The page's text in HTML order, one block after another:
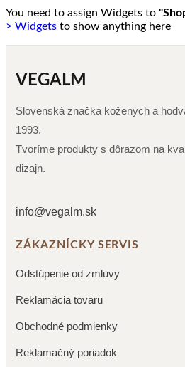
You need to assign Widgets to
> Widgets to show anything here
VEGALM
Slovenská značka kožených a
1993.
Tvoríme produkty s dôrazom na
dizajn.
info@vegalm.sk
ZÁKAZNÍCKY SERVIS
Odstúpenie od zmluvy
Reklamácia tovaru
Obchodné podmienky
Reklamačný poriadok